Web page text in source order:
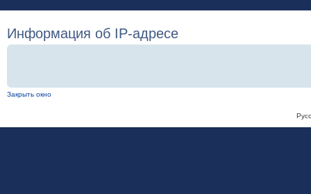
Информация об IP-адресе
Закрыть окно